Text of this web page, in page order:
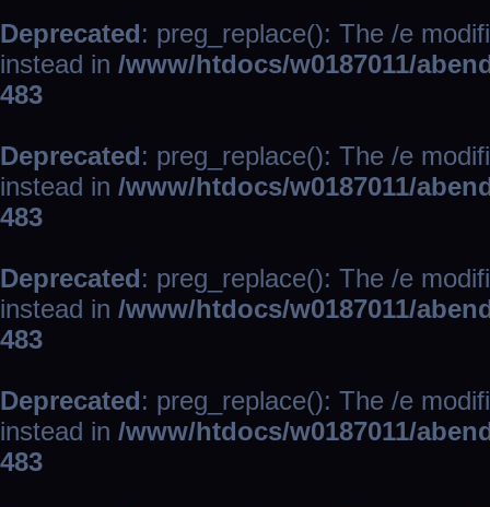
Deprecated: preg_replace(): The /e
instead in /www/htdocs/w0187011/
483
Deprecated: preg_replace(): The /e
instead in /www/htdocs/w0187011/
483
Deprecated: preg_replace(): The /e
instead in /www/htdocs/w0187011/
483
Deprecated: preg_replace(): The /e
instead in /www/htdocs/w0187011/
483